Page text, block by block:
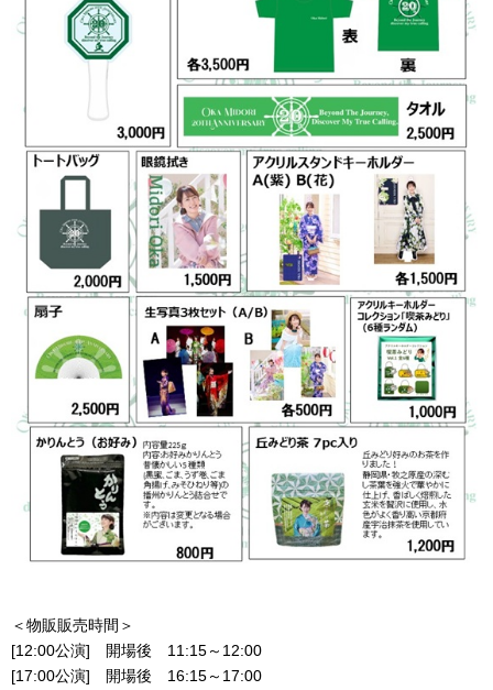
＜物販販売時間＞
[12:00公演] 開場後 11:15～12:00
[17:00公演] 開場後 16:15～17:00